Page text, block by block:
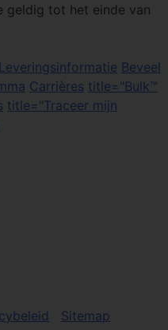
geldig tot het einde van
Leveringsinformatie Beveel
Carrières title="Bulk™
title="Traceer mijn
Sitemap